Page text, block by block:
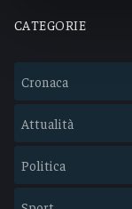
CATEGORIE
Cronaca
Attualità
Politica